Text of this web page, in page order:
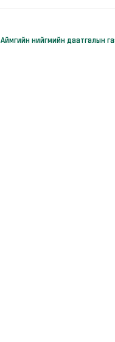
Аймгийн нийгмийн даатгалын